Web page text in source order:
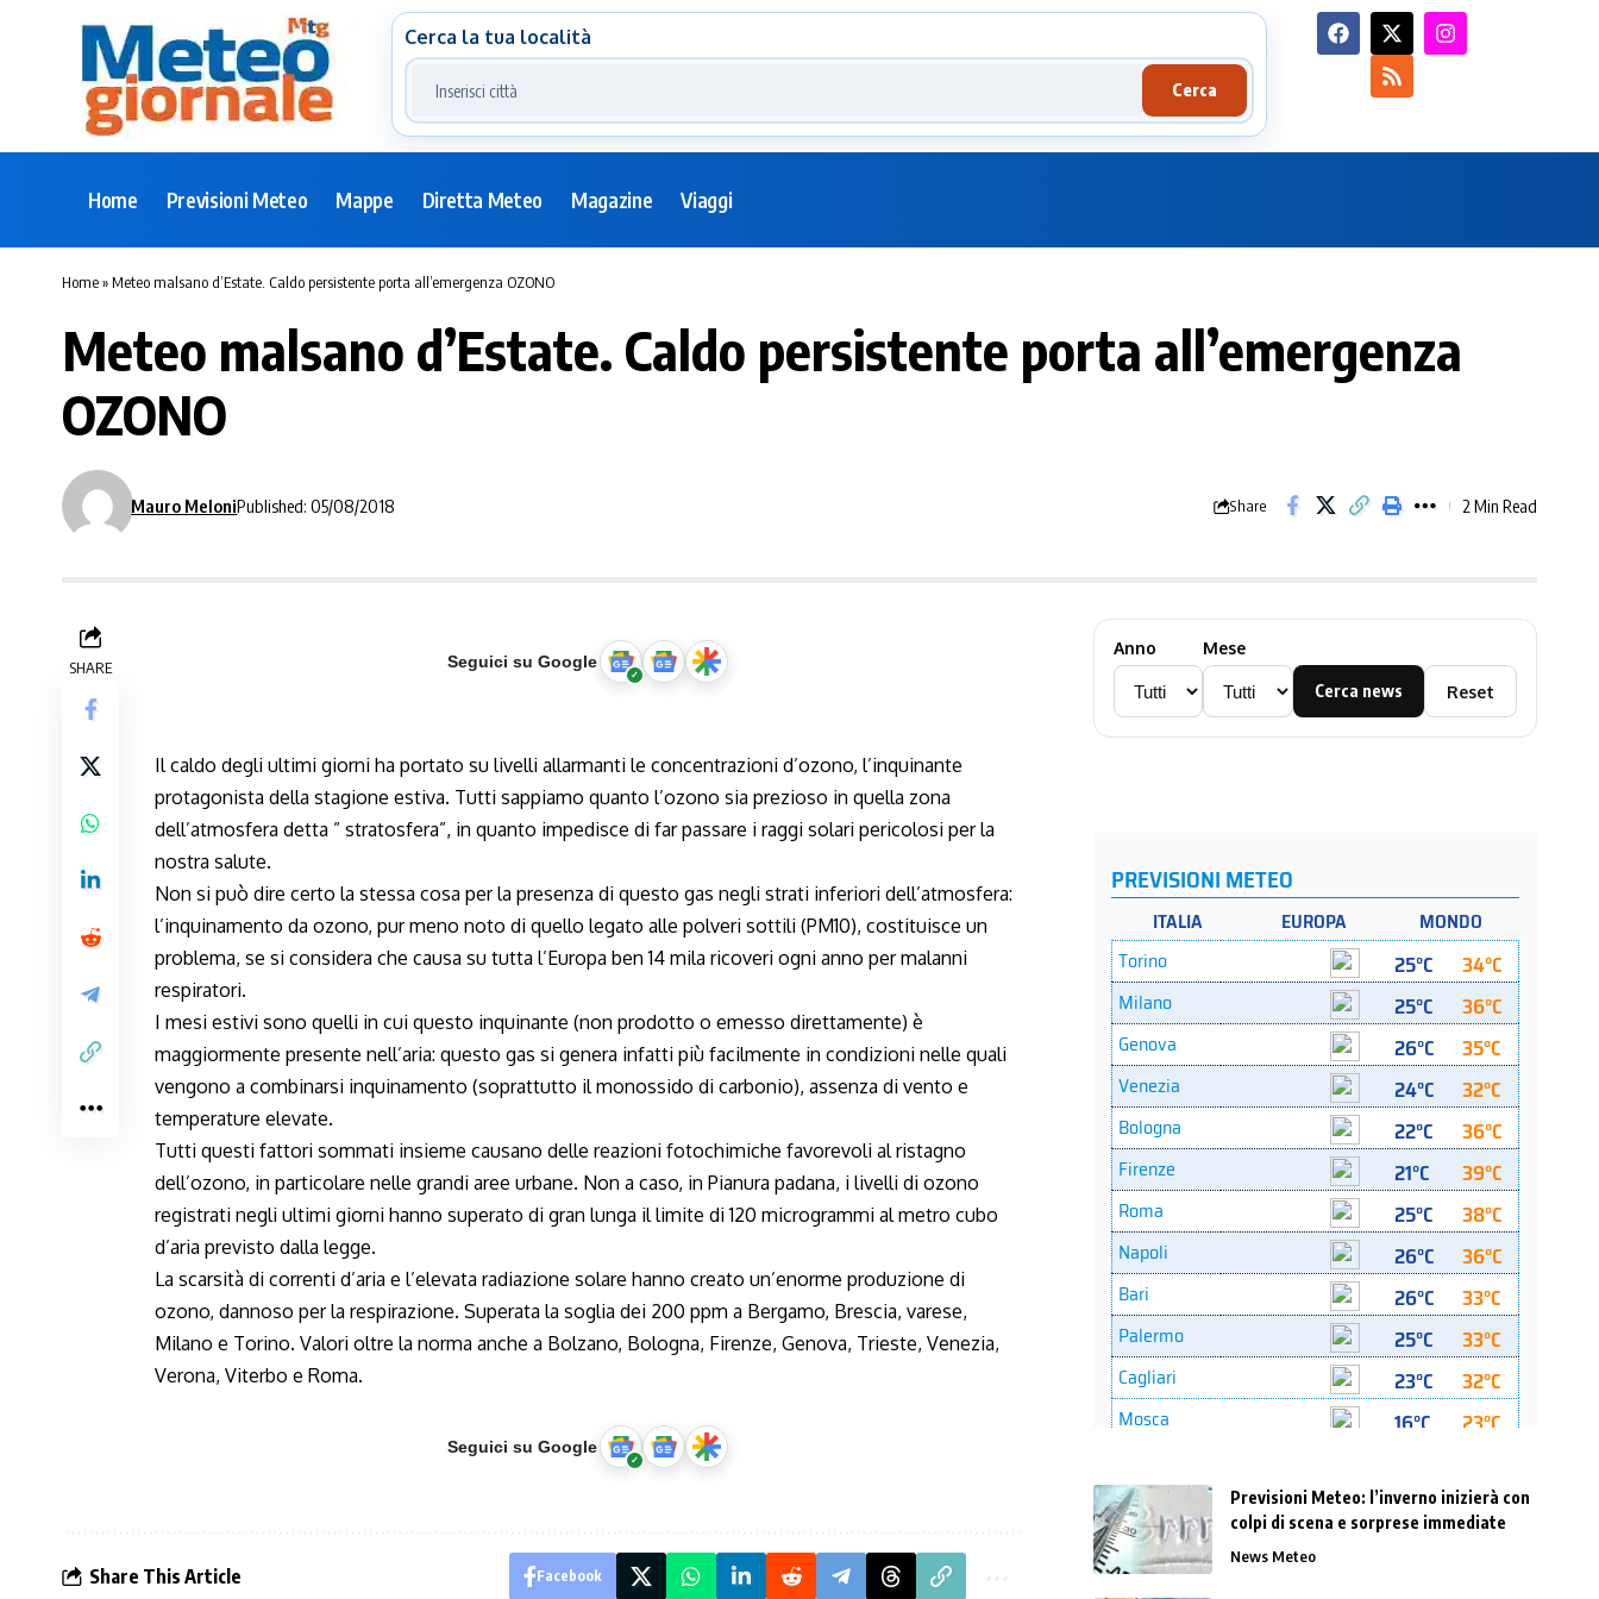
Cerca la tua località
Cerca
Home Previsioni Meteo Mappe Diretta Meteo Magazine Viaggi
Home»Meteo malsano d’Estate. Caldo persistente porta all’emergenza OZONO
Meteo malsano d’Estate. Caldo persistente porta all’emergenza
OZONO
Mauro MeloniPublished: 05/08/2018 Share 2 Min Read
SHARE Seguici su Google
Il caldo degli ultimi giorni ha portato su livelli allarmanti le concentrazioni d’ozono, l’inquinante
protagonista della stagione estiva. Tutti sappiamo quanto l’ozono sia prezioso in quella zona
dell’atmosfera detta ” stratosfera”, in quanto impedisce di far passare i raggi solari pericolosi per la
nostra salute.
Non si può dire certo la stessa cosa per la presenza di questo gas negli strati inferiori dell’atmosfera:
l’inquinamento da ozono, pur meno noto di quello legato alle polveri sottili (PM10), costituisce un
problema, se si considera che causa su tutta l’Europa ben 14 mila ricoveri ogni anno per malanni
respiratori.
I mesi estivi sono quelli in cui questo inquinante (non prodotto o emesso direttamente) è
maggiormente presente nell’aria: questo gas si genera infatti più facilmente in condizioni nelle quali
vengono a combinarsi inquinamento (soprattutto il monossido di carbonio), assenza di vento e
temperature elevate.
Tutti questi fattori sommati insieme causano delle reazioni fotochimiche favorevoli al ristagno
dell’ozono, in particolare nelle grandi aree urbane. Non a caso, in Pianura padana, i livelli di ozono
registrati negli ultimi giorni hanno superato di gran lunga il limite di 120 microgrammi al metro cubo
d’aria previsto dalla legge.
La scarsità di correnti d’aria e l’elevata radiazione solare hanno creato un’enorme produzione di
ozono, dannoso per la respirazione. Superata la soglia dei 200 ppm a Bergamo, Brescia, varese,
Milano e Torino. Valori oltre la norma anche a Bolzano, Bologna, Firenze, Genova, Trieste, Venezia,
Verona, Viterbo e Roma.
Seguici su Google
Share This Article Facebook
Anno Mese
Cerca news Reset
Previsioni Meteo: l’inverno inizierà con
colpi di scena e sorprese immediate
News Meteo